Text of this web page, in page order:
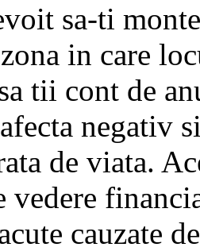
sa-ti
in care
tii cont de
negativ
de viata.
vedere
cauzate